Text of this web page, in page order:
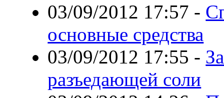
03/09/2012 17:57 -
основные средства
03/09/2012 17:55 -
разъедающей соли